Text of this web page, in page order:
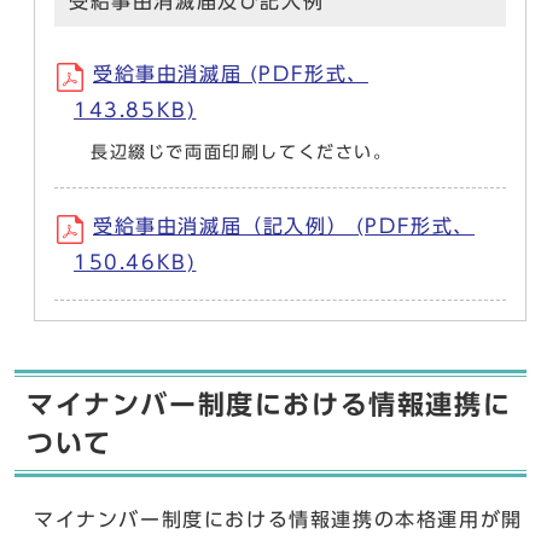
受給事由消滅届 (PDF形式、
143.85KB)
長辺綴じで両面印刷してください。
受給事由消滅届（記入例） (PDF形式、
150.46KB)
マイナンバー制度における情報連携に
ついて
マイナンバー制度における情報連携の本格運用が開